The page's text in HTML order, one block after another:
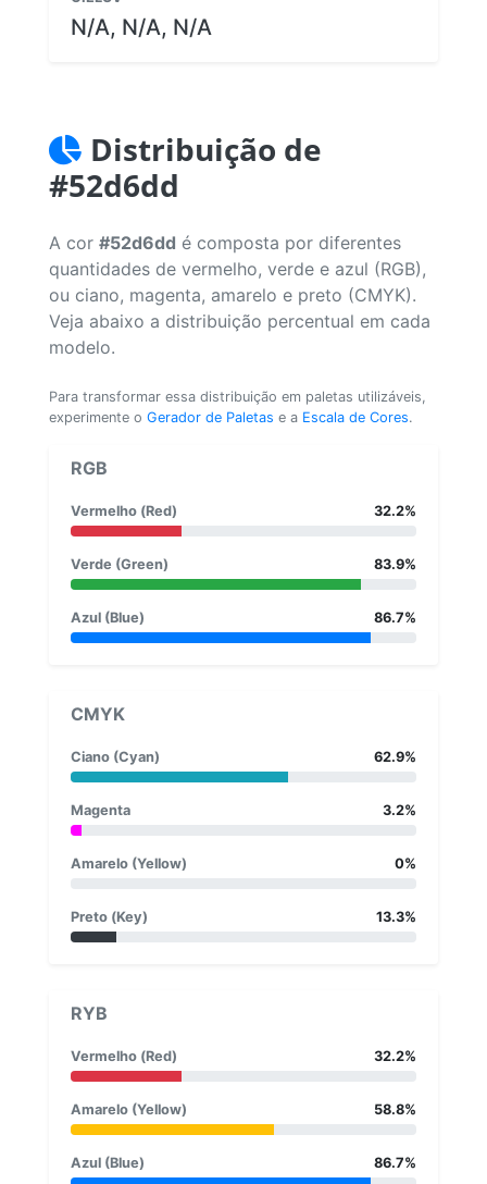
N/A, N/A, N/A
Distribuição de
#52d6dd
A cor #52d6dd é composta por diferentes
quantidades de vermelho, verde e azul (RGB),
ou ciano, magenta, amarelo e preto (CMYK).
Veja abaixo a distribuição percentual em cada
modelo.
Para transformar essa distribuição em paletas utilizáveis,
experimente o Gerador de Paletas e a Escala de Cores.
RGB
Vermelho (Red) 32.2%
Verde (Green) 83.9%
Azul (Blue) 86.7%
CMYK
Ciano (Cyan) 62.9%
Magenta 3.2%
Amarelo (Yellow) 0%
Preto (Key) 13.3%
RYB
Vermelho (Red) 32.2%
Amarelo (Yellow) 58.8%
Azul (Blue) 86.7%